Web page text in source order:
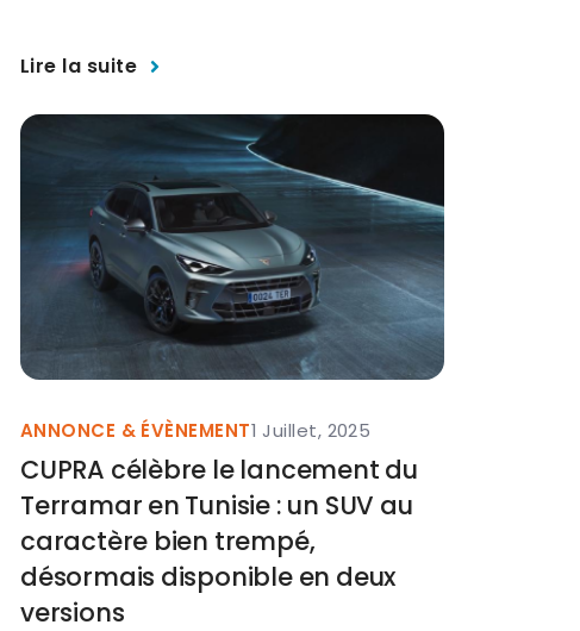
Lire la suite
ANNONCE & ÉVÈNEMENT1 Juillet, 2025
CUPRA célèbre le lancement du
Terramar en Tunisie : un SUV au
caractère bien trempé,
désormais disponible en deux
versions